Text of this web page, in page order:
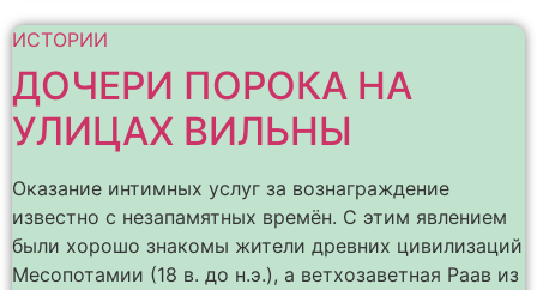
ИСТОРИИ
ДОЧЕРИ ПОРОКА НА
УЛИЦАХ ВИЛЬНЫ
Оказание интимных услуг за вознаграждение
известно с незапамятных времён. С этим явлением
были хорошо знакомы жители древних цивилизаций
Месопотамии (18 в. до н.э.), а ветхозаветная Раав из